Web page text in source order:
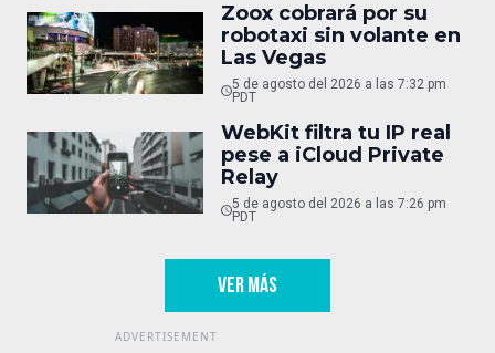
Zoox cobrará por su
robotaxi sin volante en
Las Vegas
5 de agosto del 2026 a las 7:32 pm
PDT
WebKit filtra tu IP real
pese a iCloud Private
Relay
5 de agosto del 2026 a las 7:26 pm
PDT
VER MÁS